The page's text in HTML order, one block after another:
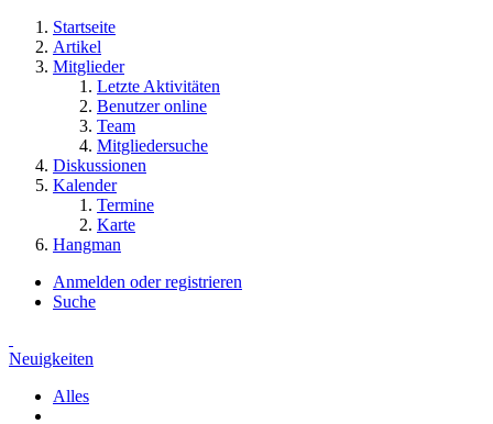
Startseite
Artikel
Mitglieder
Letzte Aktivitäten
Benutzer online
Team
Mitgliedersuche
Diskussionen
Kalender
Termine
Karte
Hangman
Anmelden oder registrieren
Suche
Neuigkeiten
Alles